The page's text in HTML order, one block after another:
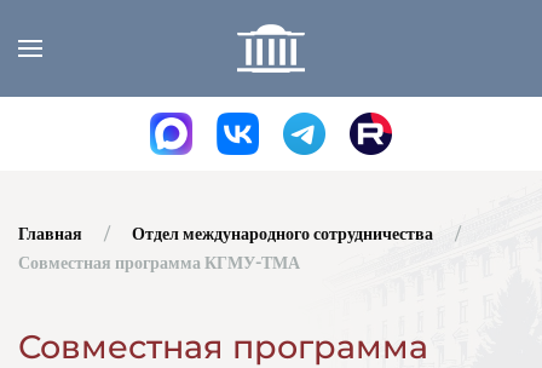
Skip to main content
Главная
Отдел международного сотрудничества
Совместная программа КГМУ-ТМА
Совместная программа